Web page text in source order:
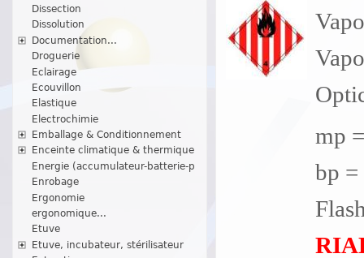
Dissection
Dissolution
Documentation...
Droguerie
Eclairage
Ecouvillon
Elastique
Electrochimie
Emballage & Conditionnement
Enceinte climatique & thermique
Energie (accumulateur-batterie-p
Enrobage
Ergonomie
ergonomique...
Etuve
Etuve, incubateur, stérilisateur
mp
bp